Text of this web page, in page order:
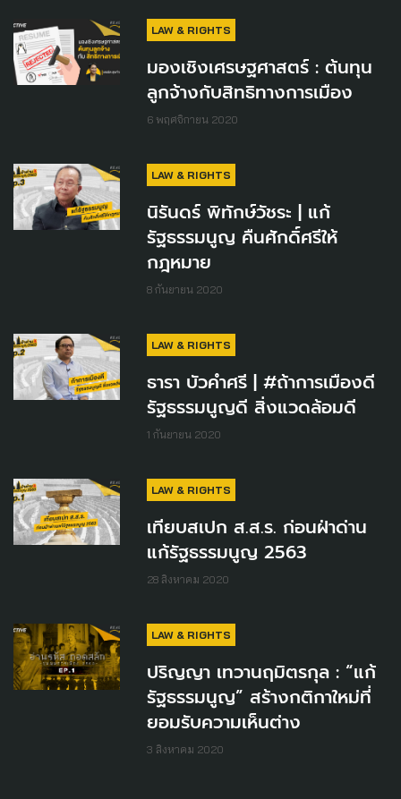
LAW & RIGHTS
มองเชิงเศรษฐศาสตร์ : ต้นทุน
ลูกจ้างกับสิทธิทางการเมือง
6 พฤศจิกายน 2020
LAW & RIGHTS
นิรันดร์ พิทักษ์วัชระ | แก้
รัฐธรรมนูญ คืนศักดิ์ศรีให้
กฎหมาย
8 กันยายน 2020
LAW & RIGHTS
ธารา บัวคำศรี | #ถ้าการเมืองดี
รัฐธรรมนูญดี สิ่งแวดล้อมดี
1 กันยายน 2020
LAW & RIGHTS
เทียบสเปก ส.ส.ร. ก่อนฝ่าด่าน
แก้รัฐธรรมนูญ 2563
28 สิงหาคม 2020
LAW & RIGHTS
ปริญญา เทวานฤมิตรกุล : “แก้
รัฐธรรมนูญ” สร้างกติกาใหม่ที่
ยอมรับความเห็นต่าง
3 สิงหาคม 2020